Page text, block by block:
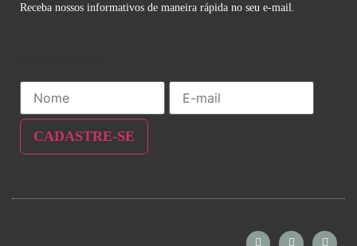
Receba nossos informativos de maneira rápida no seu e-mail.